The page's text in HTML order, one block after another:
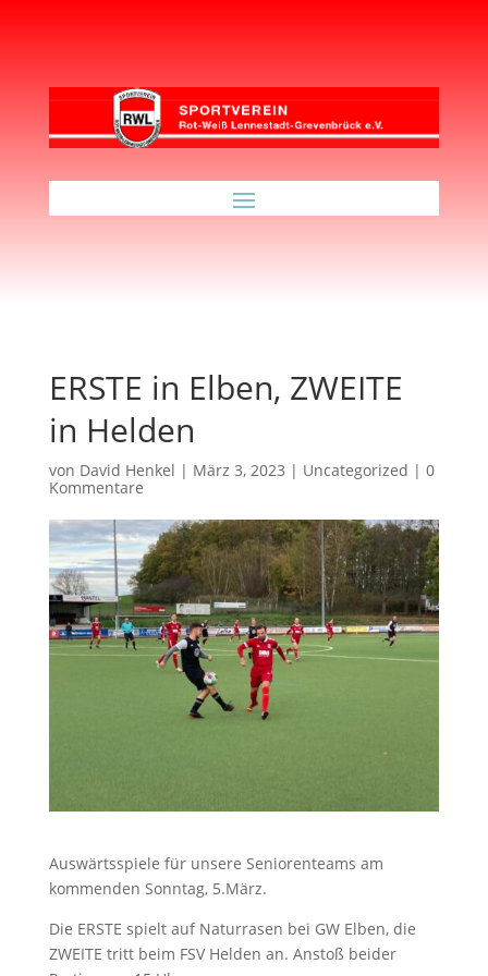
ERSTE in Elben, ZWEITE
in Helden
von David Henkel | März 3, 2023 | Uncategorized | 0
Kommentare
Auswärtsspiele für unsere Seniorenteams am
kommenden Sonntag, 5.März.
Die ERSTE spielt auf Naturrasen bei GW Elben, die
ZWEITE tritt beim FSV Helden an. Anstoß beider